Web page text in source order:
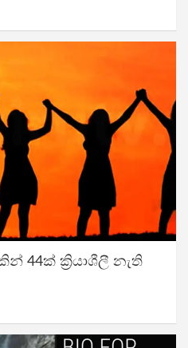
44ක් ක්‍රියාශීලී නැති